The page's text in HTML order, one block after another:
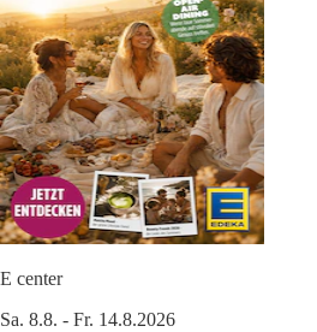
E center
Sa. 8.8. - Fr. 14.8.2026